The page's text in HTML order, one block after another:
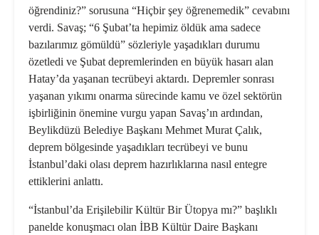
öğrendiniz?” sorusuna “Hiçbir şey öğrenemedik” cevabını
verdi. Savaş; “6 Şubat’ta hepimiz öldük ama sadece
bazılarımız gömüldü” sözleriyle yaşadıkları durumu
özetledi ve Şubat depremlerinden en büyük hasarı alan
Hatay’da yaşanan tecrübeyi aktardı. Depremler sonrası
yaşanan yıkımı onarma sürecinde kamu ve özel sektörün
işbirliğinin önemine vurgu yapan Savaş’ın ardından,
Beylikdüzü Belediye Başkanı Mehmet Murat Çalık,
deprem bölgesinde yaşadıkları tecrübeyi ve bunu
İstanbul’daki olası deprem hazırlıklarına nasıl entegre
ettiklerini anlattı.
“İstanbul’da Erişilebilir Kültür BirÜtopya mı?” başlıklı
panelde konuşmacı olan İBB Kültür Daire Başkanı